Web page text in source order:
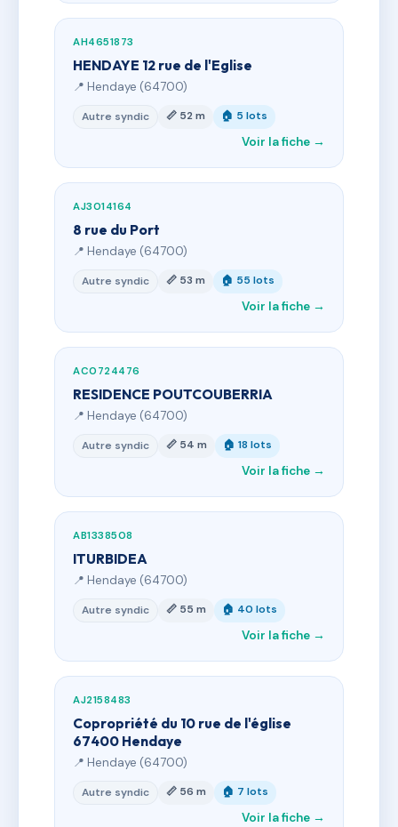
AH4651873
HENDAYE 12 rue de l'Eglise
📍 Hendaye (64700)
Autre syndic 📏 52 m 🏠 5 lots
Voir la fiche →
AJ3014164
8 rue du Port
📍 Hendaye (64700)
Autre syndic 📏 53 m 🏠 55 lots
Voir la fiche →
AC0724476
RESIDENCE POUTCOUBERRIA
📍 Hendaye (64700)
Autre syndic 📏 54 m 🏠 18 lots
Voir la fiche →
AB1338508
ITURBIDEA
📍 Hendaye (64700)
Autre syndic 📏 55 m 🏠 40 lots
Voir la fiche →
AJ2158483
Copropriété du 10 rue de l'église
67400 Hendaye
📍 Hendaye (64700)
Autre syndic 📏 56 m 🏠 7 lots
Voir la fiche →